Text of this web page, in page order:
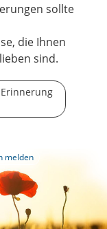
sollte
die Ihnen
sind.
melden